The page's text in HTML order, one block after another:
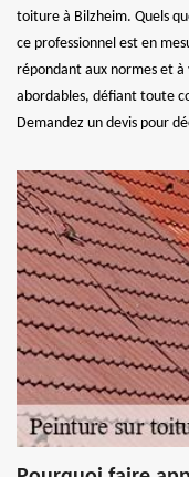
toiture à Bilzheim. Quels
ce professionnel est en
répondant aux normes et à
abordables, défiant toute
Demandez un devis pour